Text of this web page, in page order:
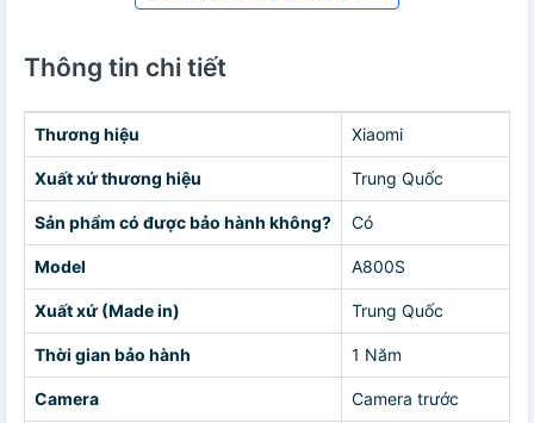
Thông tin chi tiết
Thương hiệu Xiaomi
Xuất xứ thương hiệu Trung Quốc
Sản phẩm có được bảo hành không? Có
Model A800S
Xuất xứ (Made in) Trung Quốc
Thời gian bảo hành 1 Năm
Camera Camera trước